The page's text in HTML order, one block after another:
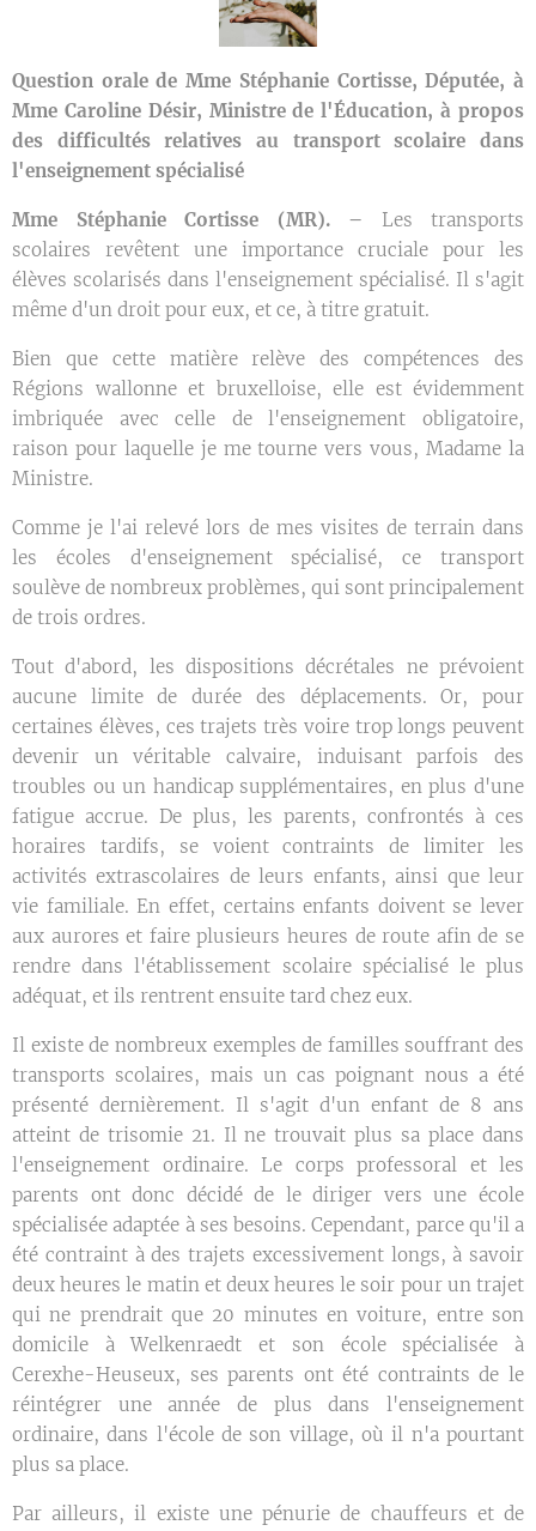
Question orale de Mme Stéphanie Cortisse, Députée, à
Mme Caroline Désir, Ministre de l'Éducation, à propos
des difficultés relatives au transport scolaire dans
l'enseignement spécialisé
Mme Stéphanie Cortisse (MR). – Les transports
scolaires revêtent une importance cruciale pour les
élèves scolarisés dans l'enseignement spécialisé. Il s'agit
même d'un droit pour eux, et ce, à titre gratuit.
Bien que cette matière relève des compétences des
Régions wallonne et bruxelloise, elle est évidemment
imbriquée avec celle de l'enseignement obligatoire,
raison pour laquelle je me tourne vers vous, Madame la
Ministre.
Comme je l'ai relevé lors de mes visites de terrain dans
les écoles d'enseignement spécialisé, ce transport
soulève de nombreux problèmes, qui sont principalement
de trois ordres.
Tout d'abord, les dispositions décrétales ne prévoient
aucune limite de durée des déplacements. Or, pour
certaines élèves, ces trajets très voire trop longs peuvent
devenir un véritable calvaire, induisant parfois des
troubles ou un handicap supplémentaires, en plus d'une
fatigue accrue. De plus, les parents, confrontés à ces
horaires tardifs, se voient contraints de limiter les
activités extrascolaires de leurs enfants, ainsi que leur
vie familiale. En effet, certains enfants doivent se lever
aux aurores et faire plusieurs heures de route afin de se
rendre dans l'établissement scolaire spécialisé le plus
adéquat, et ils rentrent ensuite tard chez eux.
Il existe de nombreux exemples de familles souffrant des
transports scolaires, mais un cas poignant nous a été
présenté dernièrement. Il s'agit d'un enfant de 8 ans
atteint de trisomie 21. Il ne trouvait plus sa place dans
l'enseignement ordinaire. Le corps professoral et les
parents ont donc décidé de le diriger vers une école
spécialisée adaptée à ses besoins. Cependant, parce qu'il a
été contraint à des trajets excessivement longs, à savoir
deux heures le matin et deux heures le soir pour un trajet
qui ne prendrait que 20 minutes en voiture, entre son
domicile à Welkenraedt et son école spécialisée à
Cerexhe-Heuseux, ses parents ont été contraints de le
réintégrer une année de plus dans l'enseignement
ordinaire, dans l'école de son village, où il n'a pourtant
plus sa place.
Par ailleurs, il existe une pénurie de chauffeurs et de